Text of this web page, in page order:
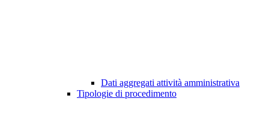
Dati aggregati attività amministrativa
Tipologie di procedimento